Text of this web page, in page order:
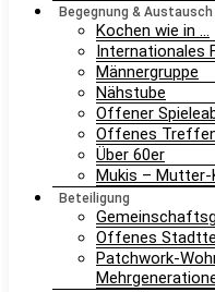
Begegnung & Austausch
Kochen wie in …
Internationales
Männergruppe
Nähstube
Offener
Offenes
Über 60er
Mukis – Mutter-
Beteiligung
Offenes
Patchwork-